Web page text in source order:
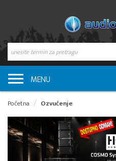
MENU
Početna Ozvučenje